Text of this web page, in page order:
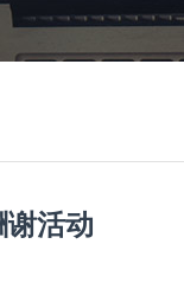
活动